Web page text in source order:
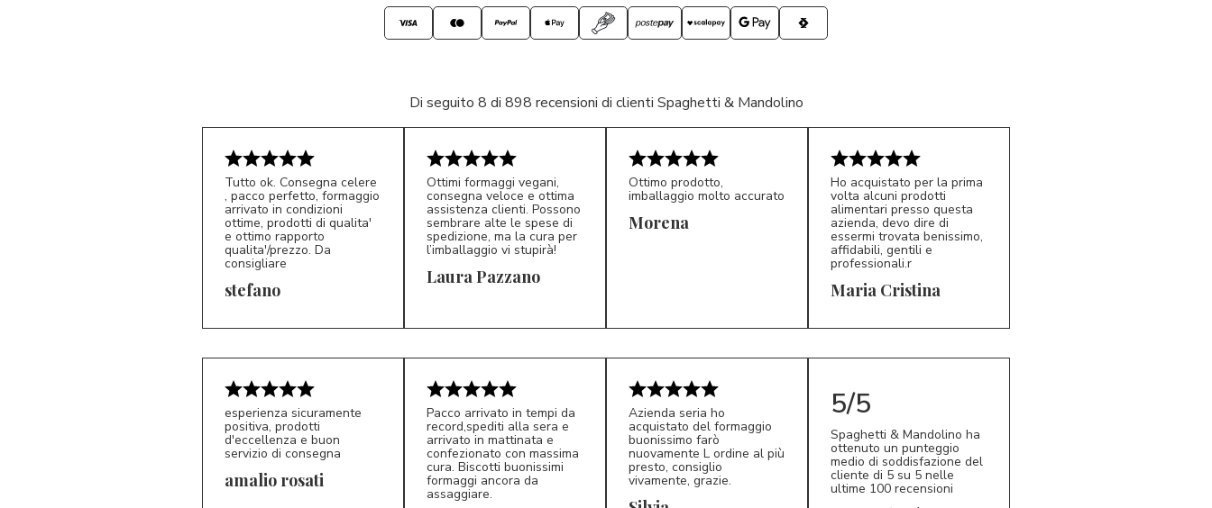
Di seguito 8 di 898 recensioni di clienti Spaghetti & Mandolino
S*
Tutto ok. Consegna celere
, pacco perfetto, formaggio
arrivato in condizioni
ottime, prodotti di qualita'
e ottimo rapporto
qualita'/prezzo. Da
consigliare
stefano LP 5/5
Ottimi formaggi vegani,
consegna veloce e ottima
assistenza clienti. Possono
sembrare alte le spese di
spedizione, ma la cura per
l’imballaggio vi stupirà!
Laura Pazzano
Ottimo prodotto,
imballaggio molto accurato
Morena
MC 5/5
Ho acquistato per la prima
volta alcuni prodotti
alimentari presso questa
azienda, devo dire di
essermi trovata benissimo,
affidabili, gentili e
professionali.r
Maria Cristina
esperienza sicuramente
positiva, prodotti
d'eccellenza e buon
servizio di consegna
amalio rosati
Pacco arrivato in tempi da
record,spediti alla sera e
arrivato in mattinata e
confezionato con massima
cura. Biscotti buonissimi
formaggi ancora da
assaggiare.
Azienda seria ho
acquistato del formaggio
buonissimo farò
nuovamente L ordine al più
presto, consiglio
vivamente, grazie.
5/5
Spaghetti & Mandolino ha
ottenuto un punteggio
medio di soddisfazione del
cliente di 5 su 5 nelle
ultime 100 recensioni